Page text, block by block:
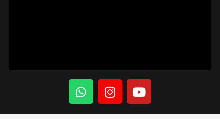
W
h
a
I
n
s
Y
o
u